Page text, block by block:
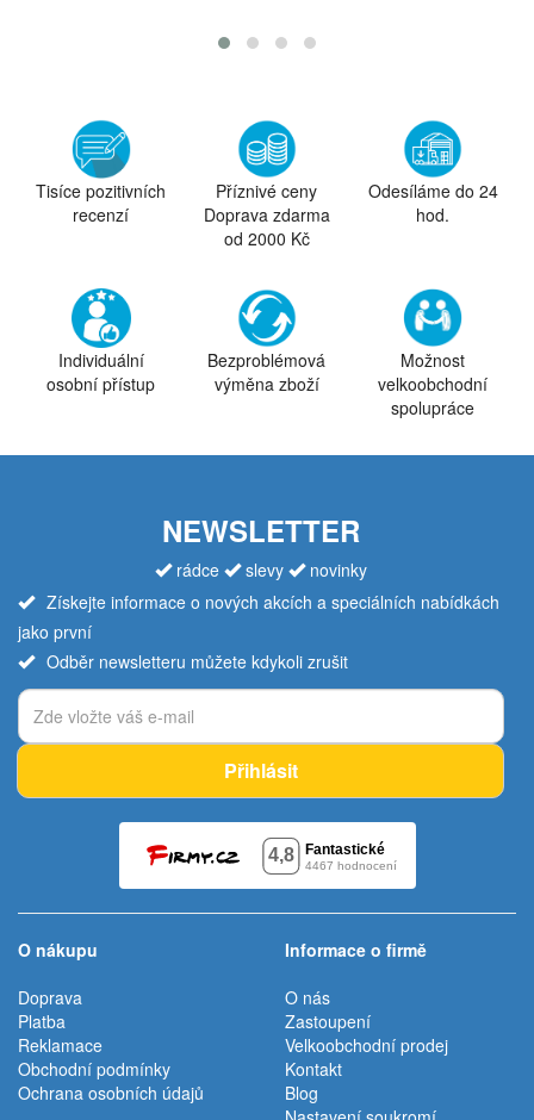
Tisíce pozitivních
recenzí
Příznivé ceny
Doprava zdarma
od 2000 Kč
Odesíláme do 24
hod.
Individuální
osobní přístup
Bezproblémová
výměna zboží
Možnost
velkoobchodní
spolupráce
NEWSLETTER
rádce slevy
novinky
Získejte informace o nových akcích a speciálních nabídkách
jako první
Odběr newsletteru můžete kdykoli zrušit
Přihlásit
O nákupu
Doprava
Platba
Reklamace
Obchodní podmínky
Ochrana osobních údajů
Informace o firmě
O nás
Zastoupení
Velkoobchodní prodej
Kontakt
Blog